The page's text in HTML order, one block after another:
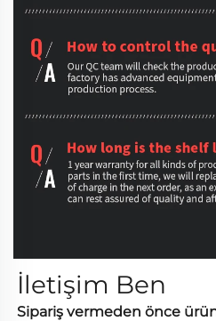
İletişim Ben
Sipariş vermeden önce